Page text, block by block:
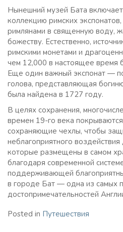
Нынешний музей Бата
коллекцию римских
римлянами в священную воду,
божеству. Естественно,
римскими монетами и
чем 12,000 в настоящее время
Еще один важный экспонат —
голова, представляющая
была найдена в 1727 году.
В целях сохранения,
времен 19-го века
сохраняющие чехлы, чтобы
неблагоприятного
которые размещены в самом
благодаря современной
поддерживающей
в городе Бат — одна из самых
достопримечательностей
Posted in Путешествия